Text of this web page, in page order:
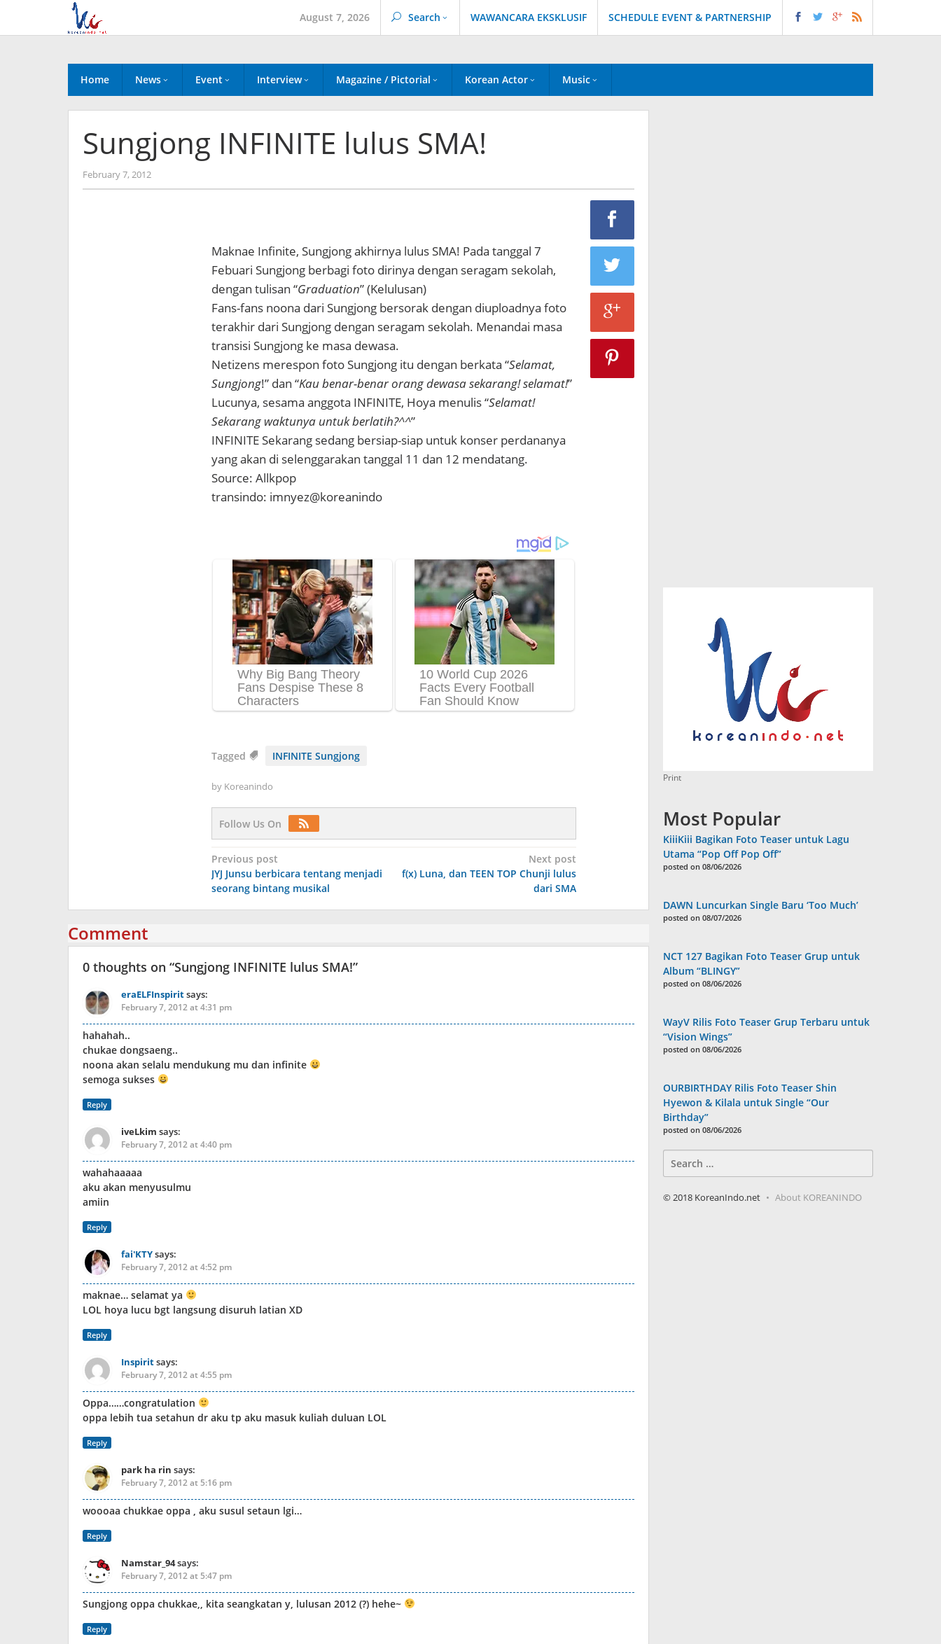
content
August 7, 2026 Search WAWANCARA EKSKLUSIF SCHEDULE EVENT & PARTNERSHIP
Home News Event Interview Magazine / Pictorial Korean Actor Music
Sungjong INFINITE lulus SMA!
February 7, 2012by
Koreanindo
Maknae Infinite, Sungjong akhirnya lulus SMA! Pada tanggal 7
Febuari Sungjong berbagi foto dirinya dengan seragam sekolah,
dengan tulisan “Graduation” (Kelulusan)
Fans-fans noona dari Sungjong bersorak dengan diuploadnya foto
terakhir dari Sungjong dengan seragam sekolah. Menandai masa
transisi Sungjong ke masa dewasa.
Netizens merespon foto Sungjong itu dengan berkata “Selamat,
Sungjong!” dan “Kau benar-benar orang dewasa sekarang! selamat!”
Lucunya, sesama anggota INFINITE, Hoya menulis “Selamat!
Sekarang waktunya untuk berlatih?^^”
INFINITE Sekarang sedang bersiap-siap untuk konser perdananya
yang akan di selenggarakan tanggal 11 dan 12 mendatang.
Source: Allkpop
transindo: imnyez@koreanindo
Tagged INFINITE Sungjong
by Koreanindo
Follow Us On
Post
navigation
Previous post
JYJ Junsu berbicara tentang menjadi
seorang bintang musikal
Next post
f(x) Luna, dan TEEN TOP Chunji lulus
dari SMA
Comment
0 thoughts on “Sungjong INFINITE lulus SMA!”
eraELFInspiritsays:
February 7, 2012 at 4:31 pm
hahahah..
chukae dongsaeng..
noona akan selalu mendukung mu dan infinite
semoga sukses
Reply
iveLkim says:
February 7, 2012 at 4:40 pm
wahahaaaaa
aku akan menyusulmu
amiin
Reply
fai'KTYsays:
February 7, 2012 at 4:52 pm
maknae… selamat ya
LOL hoya lucu bgt langsung disuruh latian XD
Reply
Inspiritsays:
February 7, 2012 at 4:55 pm
Oppa……congratulation
oppa lebih tua setahun dr aku tp aku masuk kuliah duluan LOL
Reply
park ha rin says:
February 7, 2012 at 5:16 pm
woooaa chukkae oppa , aku susul setaun lgi…
Reply
Namstar_94says:
February 7, 2012 at 5:47 pm
Sungjong oppa chukkae,, kita seangkatan y, lulusan 2012 (?) hehe~
Reply
Print
Most Popular
KiiiKiii Bagikan Foto Teaser untuk Lagu
Utama “Pop Off Pop Off”
posted on 08/06/2026
DAWN Luncurkan Single Baru ‘Too Much’
posted on 08/07/2026
NCT 127 Bagikan Foto Teaser Grup untuk
Album “BLINGY”
posted on 08/06/2026
WayV Rilis Foto Teaser Grup Terbaru untuk
“Vision Wings”
posted on 08/06/2026
OURBIRTHDAY Rilis Foto Teaser Shin
Hyewon & Kilala untuk Single “Our
Birthday”
posted on 08/06/2026
for:
© 2018 KoreanIndo.net About KOREANINDO